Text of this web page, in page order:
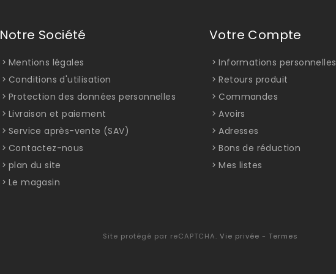
Notre Société
Mentions légales
Conditions d'utilisation
Protection des données personnelles
Livraison et paiement
Service après-vente (SAV)
Contactez-nous
plan du site
Le magasin
Votre Compte
Informations personnelles
Retours produit
Commandes
Avoirs
Adresses
Bons de réduction
Mes listes
Site protégé par reCAPTCHA. Vie privée - Termes